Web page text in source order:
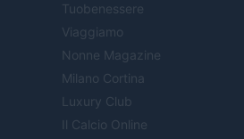
Tuobenessere
Viaggiamo
Nonne Magazine
Milano Cortina
Luxury Club
Il Calcio Online